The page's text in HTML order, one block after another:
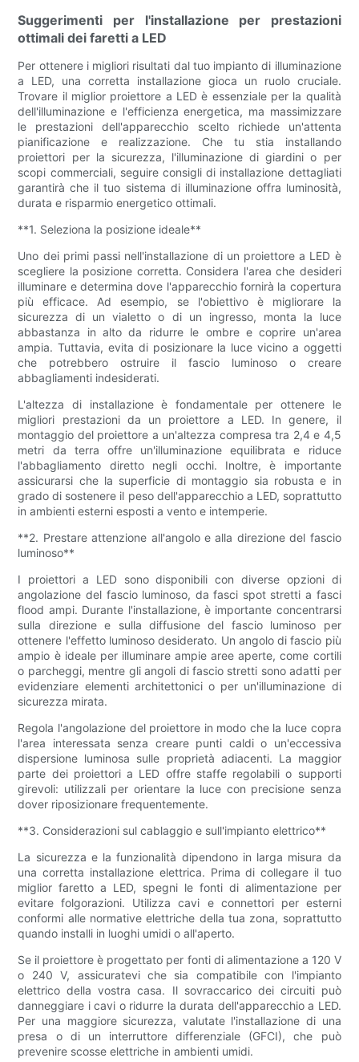
Suggerimenti per l'installazione per prestazioni
ottimali dei faretti a LED
Per ottenere i migliori risultati dal tuo impianto di illuminazione
a LED, una corretta installazione gioca un ruolo cruciale.
Trovare il miglior proiettore a LED è essenziale per la qualità
dell'illuminazione e l'efficienza energetica, ma massimizzare
le prestazioni dell'apparecchio scelto richiede un'attenta
pianificazione e realizzazione. Che tu stia installando
proiettori per la sicurezza, l'illuminazione di giardini o per
scopi commerciali, seguire consigli di installazione dettagliati
garantirà che il tuo sistema di illuminazione offra luminosità,
durata e risparmio energetico ottimali.
**1. Seleziona la posizione ideale**
Uno dei primi passi nell'installazione di un proiettore a LED è
scegliere la posizione corretta. Considera l'area che desideri
illuminare e determina dove l'apparecchio fornirà la copertura
più efficace. Ad esempio, se l'obiettivo è migliorare la
sicurezza di un vialetto o di un ingresso, monta la luce
abbastanza in alto da ridurre le ombre e coprire un'area
ampia. Tuttavia, evita di posizionare la luce vicino a oggetti
che potrebbero ostruire il fascio luminoso o creare
abbagliamenti indesiderati.
L'altezza di installazione è fondamentale per ottenere le
migliori prestazioni da un proiettore a LED. In genere, il
montaggio del proiettore a un'altezza compresa tra 2,4 e 4,5
metri da terra offre un'illuminazione equilibrata e riduce
l'abbagliamento diretto negli occhi. Inoltre, è importante
assicurarsi che la superficie di montaggio sia robusta e in
grado di sostenere il peso dell'apparecchio a LED, soprattutto
in ambienti esterni esposti a vento e intemperie.
**2. Prestare attenzione all'angolo e alla direzione del fascio
luminoso**
I proiettori a LED sono disponibili con diverse opzioni di
angolazione del fascio luminoso, da fasci spot stretti a fasci
flood ampi. Durante l'installazione, è importante concentrarsi
sulla direzione e sulla diffusione del fascio luminoso per
ottenere l'effetto luminoso desiderato. Un angolo di fascio più
ampio è ideale per illuminare ampie aree aperte, come cortili
o parcheggi, mentre gli angoli di fascio stretti sono adatti per
evidenziare elementi architettonici o per un'illuminazione di
sicurezza mirata.
Regola l'angolazione del proiettore in modo che la luce copra
l'area interessata senza creare punti caldi o un'eccessiva
dispersione luminosa sulle proprietà adiacenti. La maggior
parte dei proiettori a LED offre staffe regolabili o supporti
girevoli: utilizzali per orientare la luce con precisione senza
dover riposizionare frequentemente.
**3. Considerazioni sul cablaggio e sull'impianto elettrico**
La sicurezza e la funzionalità dipendono in larga misura da
una corretta installazione elettrica. Prima di collegare il tuo
miglior faretto a LED, spegni le fonti di alimentazione per
evitare folgorazioni. Utilizza cavi e connettori per esterni
conformi alle normative elettriche della tua zona, soprattutto
quando installi in luoghi umidi o all'aperto.
Se il proiettore è progettato per fonti di alimentazione a 120 V
o 240 V, assicuratevi che sia compatibile con l'impianto
elettrico della vostra casa. Il sovraccarico dei circuiti può
danneggiare i cavi o ridurre la durata dell'apparecchio a LED.
Per una maggiore sicurezza, valutate l'installazione di una
presa o di un interruttore differenziale (GFCI), che può
prevenire scosse elettriche in ambienti umidi.